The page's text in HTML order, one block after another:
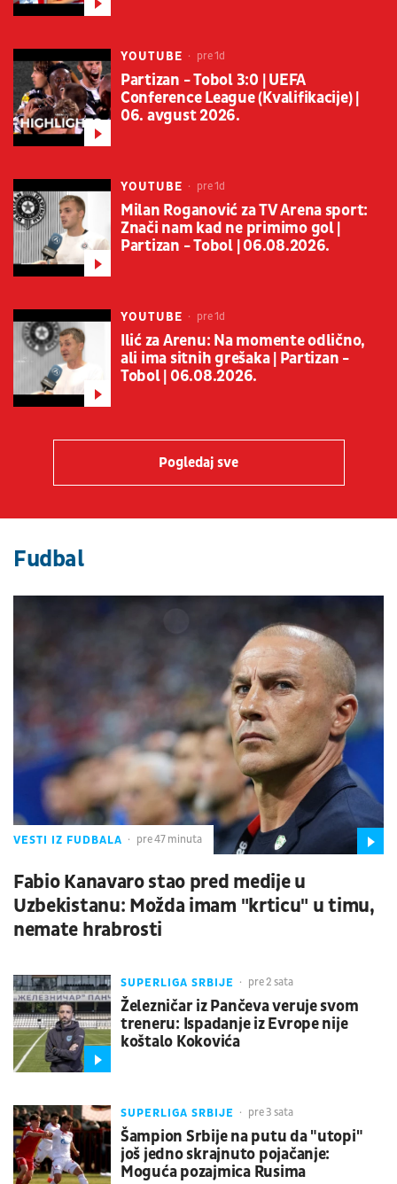
YOUTUBE pre 1d
Partizan - Tobol 3:0 | UEFA
Conference League (Kvalifikacije) |
06. avgust 2026.
YOUTUBE pre 1d
Milan Roganović za TV Arena sport:
Znači nam kad ne primimo gol |
Partizan - Tobol | 06.08.2026.
YOUTUBE pre 1d
Ilić za Arenu: Na momente odlično,
ali ima sitnih grešaka | Partizan -
Tobol | 06.08.2026.
Pogledaj sve
Fudbal
VESTI IZ FUDBALA pre 47 minuta
Fabio Kanavaro stao pred medije u
Uzbekistanu: Možda imam "krticu" u timu,
nemate hrabrosti
SUPERLIGA SRBIJE pre 2 sata
Železničar iz Pančeva veruje svom
treneru: Ispadanje iz Evrope nije
koštalo Kokovića
SUPERLIGA SRBIJE pre 3 sata
Šampion Srbije na putu da "utopi"
još jedno skrajnuto pojačanje:
Moguća pozajmica Rusima